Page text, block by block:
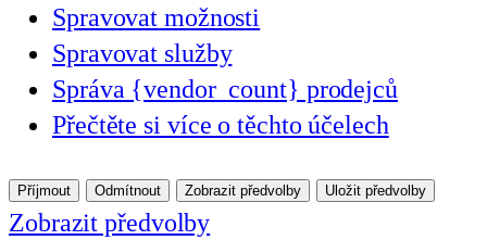
Spravovat možnosti
Spravovat služby
Správa {vendor_count} prodejců
Přečtěte si více o těchto účelech
Příjmout Odmítnout Zobrazit předvolby Uložit předvolby
Zobrazit předvolby